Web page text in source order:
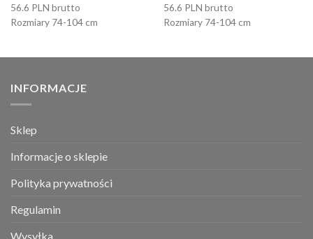
56.6 PLN brutto
Rozmiary 74-104 cm
56.6 PLN brutto
Rozmiary 74-104 cm
INFORMACJE
Sklep
Informacje o sklepie
Polityka prywatności
Regulamin
Wysyłka